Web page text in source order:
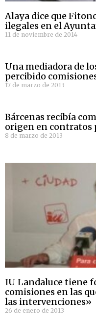
Alaya dice que
ilegales en el
11 de noviembre de 2014
Una mediadora de
percibido
17 de marzo de 2013
Bárcenas recibía
origen en contratos
8 de marzo de 2013
IU Landaluce tiene
comisiones en las
las intervenciones»
26 de enero de 2013